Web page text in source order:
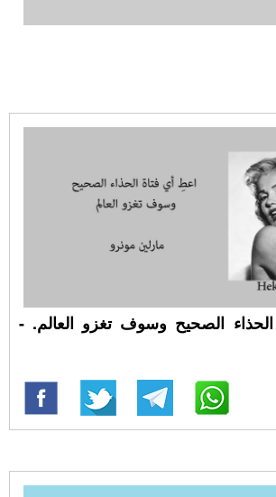
الصحيح وسوف تغزو العالم. -